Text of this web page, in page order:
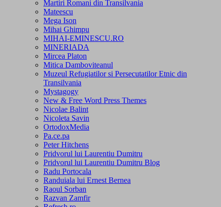
Martiri Romani din Transilvania
Mateescu
Mega Ison
Mihai Ghimpu
MIHAI-EMINESCU.RO
MINERIADA
Mircea Platon
Mitica Damboviteanul
Muzeul Refugiatilor si Persecutatilor Etnic din
Transilvania
Mystagogy
New & Free Word Press Themes
Nicolae Balint
Nicoleta Savin
OrtodoxMedia
Pa.ce.pa
Peter Hitchens
Pridvorul lui Laurentiu Dumitru
Pridvorul lui Laurentiu Dumitru Blog
Radu Portocala
Randuiala lui Ernest Bernea
Raoul Sorban
Razvan Zamfir